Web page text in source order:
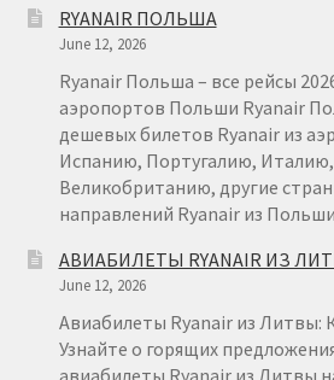
RYANAIR ПОЛЬША
June 12, 2026
Ryanair Польша – все рейсы
аэропортов Польши Ryanair
дешевых билетов Ryanair из
Испанию, Португалию,
Великобританию, другие
направлений Ryanair из
АВИАБИЛЕТЫ RYANAIR ИЗ
June 12, 2026
Авиабилеты Ryanair из Литвы:
Узнайте о горящих